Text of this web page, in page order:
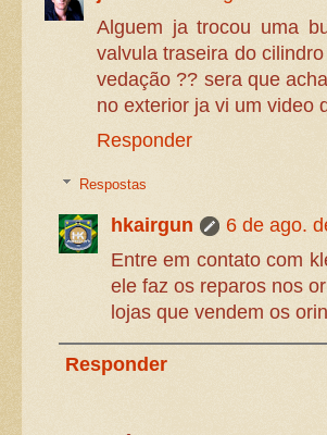
Alguem ja trocou uma
valvula traseira do
vedação ?? sera que
no exterior ja vi um video
Responder
Respostas
hkairgun
6 de ago.
Entre em contato com
ele faz os reparos nos
lojas que vendem os
Responder